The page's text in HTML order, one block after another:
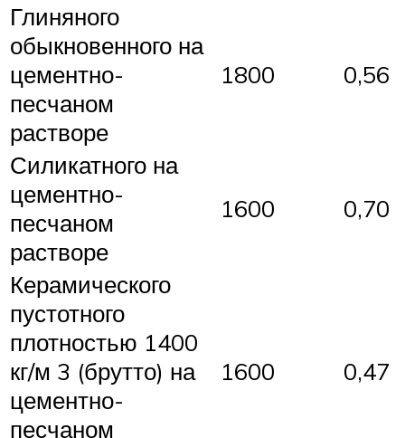
Глиняного
обыкновенного на
цементно-
песчаном
растворе
1800 0,56
Силикатного на
цементно-
песчаном
растворе
1600 0,70
Керамического
пустотного
плотностью 1400
кг/м 3 (брутто) на
цементно-
песчаном
1600 0,47